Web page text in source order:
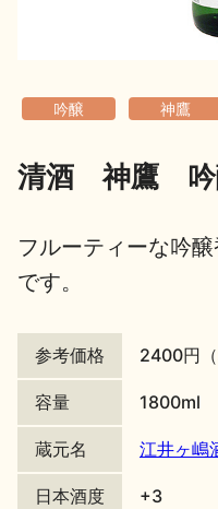
歳時記
吟醸 神鷹
清酒 神鷹
フルーティーな吟
です。
参考価格 2400円（
容量 1800ml
蔵元名 江井ヶ嶋
日本酒度 +3